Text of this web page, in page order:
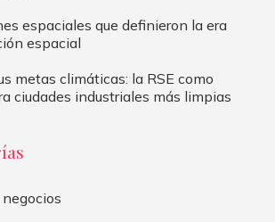
espaciales que definieron la era
espacial
metas climáticas: la RSE como
ciudades industriales más limpias